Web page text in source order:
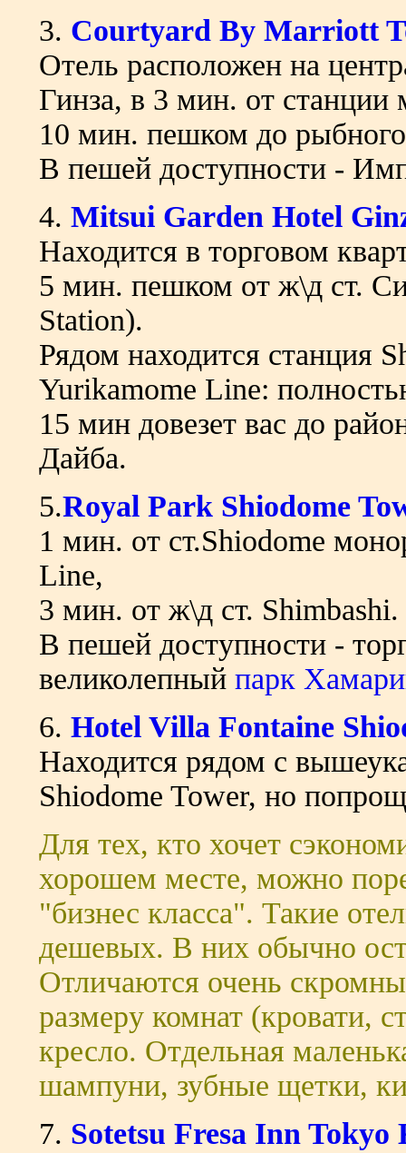
3. Courtyard By Marriott
Отель расположен на
Гинза, в 3 мин. от станции
10 мин. пешком до
В пешей доступности -
4. Mitsui Garden Hotel
Находится в торговом
5 мин. пешком от ж\д ст.
Station).
Рядом находится станция
Yurikamome Line:
15 мин довезет вас до
Дайба.
5.Royal Park Shiodome
1 мин. от ст.Shiodome
Line,
3 мин. от ж\д ст. Shimbashi.
В пешей доступности -
великолепный парк
6. Hotel Villa Fontaine
Находится рядом с
Shiodome Tower, но
Для тех, кто хочет
хорошем месте, можно
"бизнес класса". Такие
дешевых. В них обычно
Отличаются очень
размеру комнат (кровати,
кресло. Отдельная
шампуни, зубные щетки,
7. Sotetsu Fresa Inn Tokyo